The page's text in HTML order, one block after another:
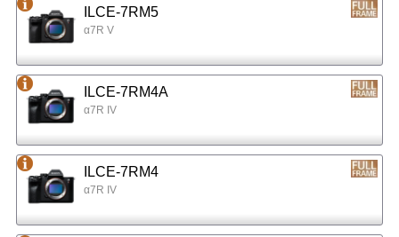
ILCE-7RM5
α7R V
ILCE-7RM4A
α7R IV
ILCE-7RM4
α7R IV